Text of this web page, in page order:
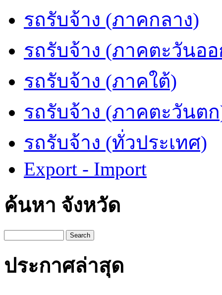
รถรับจ้าง (ภาคกลาง)
รถรับจ้าง (ภาคตะวันอ
รถรับจ้าง (ภาคใต้)
รถรับจ้าง (ภาคตะวันต
รถรับจ้าง (ทั่วประเทศ)
Export - Import
ค้นหา จังหวัด
Search
ประกาศล่าสุด